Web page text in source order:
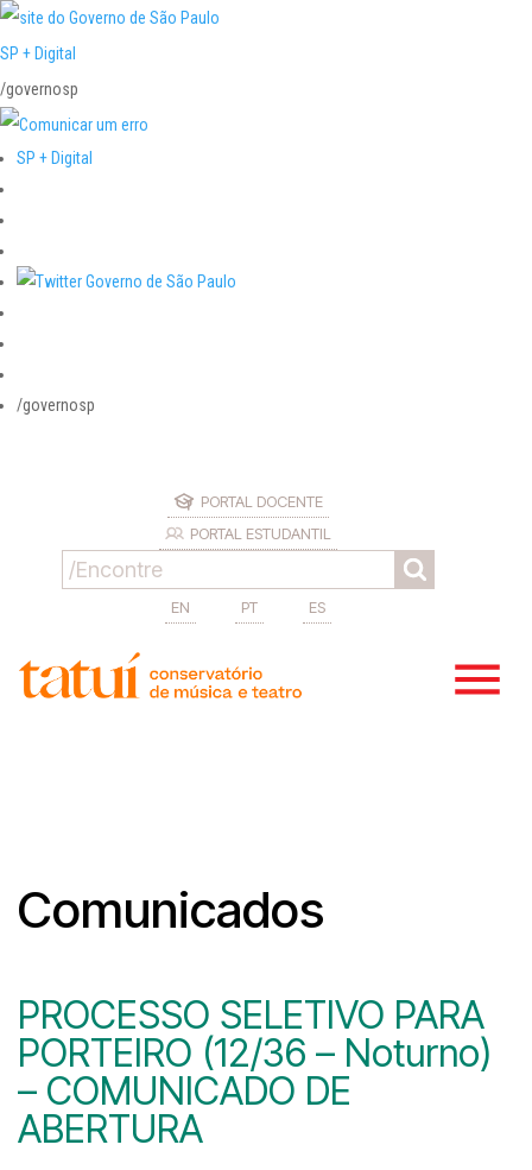
SP + Digital
/governosp
SP + Digital
/governosp
PORTAL DOCENTE
PORTAL ESTUDANTIL
EN PT ES
Comunicados
PROCESSO SELETIVO PARA
PORTEIRO (12/36 – Noturno)
– COMUNICADO DE
ABERTURA